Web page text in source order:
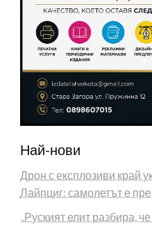
Най-нови
Дрон с експлозиви край
Лайпциг: самолетът е
„Руският елит разбира,